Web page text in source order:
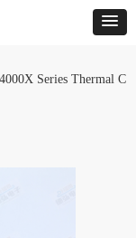
Series Thermal C